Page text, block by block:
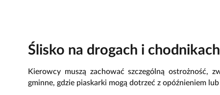
Ślisko na drogach i
Kierowcy muszą zachować szczególną ostrożność,
gminne, gdzie piaskarki mogą dotrzeć z opóźnieniem